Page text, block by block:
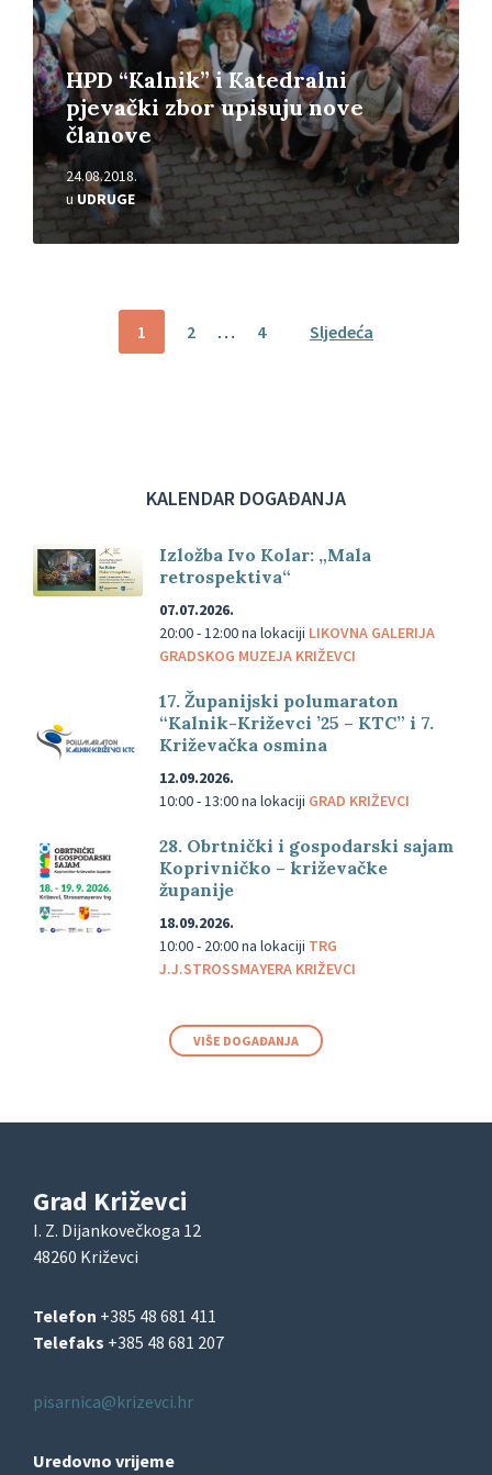
HPD “Kalnik” i Katedralni
pjevački zbor upisuju nove
članove
24.08.2018.
uUDRUGE
Brojevi
1 2 … 4 Sljedeća
KALENDAR DOGAĐANJA
Izložba Ivo Kolar: „Mala
retrospektiva“
07.07.2026.
20:00 - 12:00na lokaciji LIKOVNA GALERIJA
GRADSKOG MUZEJA KRIŽEVCI
17. Županijski polumaraton
“Kalnik-Križevci ’25 – KTC” i 7.
Križevačka osmina
12.09.2026.
10:00 - 13:00na lokaciji GRAD KRIŽEVCI
28. Obrtnički i gospodarski sajam
Koprivničko – križevačke
županije
18.09.2026.
10:00 - 20:00na lokaciji TRG
J.J.STROSSMAYERA KRIŽEVCI
VIŠE DOGAĐANJA
Grad Križevci
I. Z. Dijankovečkoga 12
48260 Križevci
Telefon +385 48 681 411
Telefaks +385 48 681 207
pisarnica@krizevci.hr
Uredovno vrijeme